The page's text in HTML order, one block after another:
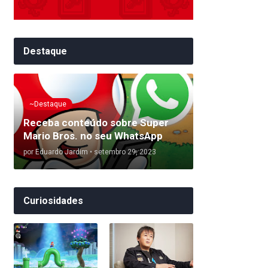
Destaque
~Destaque
Receba conteúdo sobre Super
Mario Bros. no seu WhatsApp
por Eduardo Jardim • setembro 29, 2023
Curiosidades